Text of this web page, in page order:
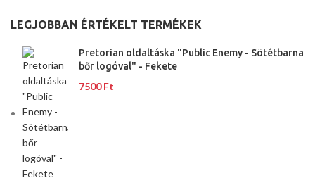
LEGJOBBAN ÉRTÉKELT TERMÉKEK
Pretorian oldaltáska "Public Enemy - Sötétbarna
bőr logóval" - Fekete
7500Ft